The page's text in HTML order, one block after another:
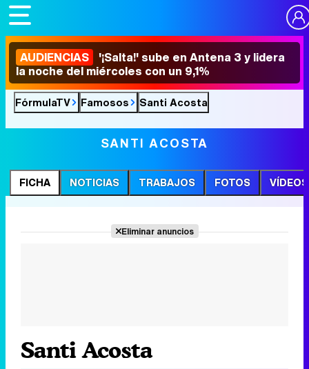
AUDIENCIAS '¡Salta!' sube en Antena 3 y lidera
la noche del miércoles con un 9,1%
FórmulaTV Famosos Santi Acosta
SANTI ACOSTA
FICHA NOTICIAS TRABAJOS FOTOS VÍDEOS
Eliminar anuncios
Santi Acosta